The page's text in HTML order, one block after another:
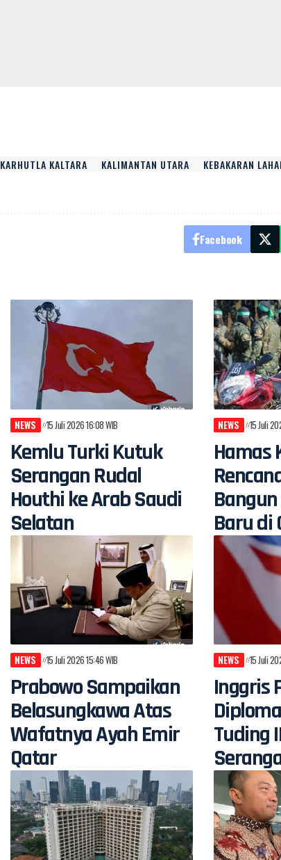
KARHUTLA KALTARA KALIMANTAN UTARA KEBAKARAN
Facebook
NEWS 15 Juli 2026 16:08 WIB
Kemlu Turki Kutuk
Serangan Rudal
Houthi ke Arab Saudi
Selatan
NEWS 15 Juli
Hamas
Baru di
NEWS 15 Juli 2026 15:46 WIB
Prabowo Sampaikan
Belasungkawa Atas
Wafatnya Ayah Emir
Qatar
NEWS 15 Juli
Inggris
Tuding